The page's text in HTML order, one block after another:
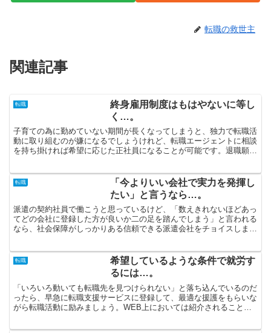
転職の救世主
関連記事
転職
終身雇用制度はもはやないに等し
く…。
子育ての為に勤めていない期間が長くなってしまうと、独力で転職活
動に取り組むのが嫌になるでしょうけれど、転職エージェントに相談
を持ち掛ければ希望に応じた正社員になることが可能です。退職願を
転職
「今よりいい会社で実力を発揮し
たい」と言うなら…。
派遣の契約社員で働こうと思っているけど、「数えきれないほどあっ
てどの会社に登録した方が良いか二の足を踏んでしまう」と言われる
なら、社会保障がしっかりある信頼できる派遣会社をチョイスしまし
転職
希望しているような条件で就労す
るには…。
「いろいろ動いても転職先を見つけられない」と落ち込んでいるのだ
ったら、早急に転職支援サービスに登録して、最適な援護をもらいな
がら転職活動に励みましょう。WEB上においては紹介されることが